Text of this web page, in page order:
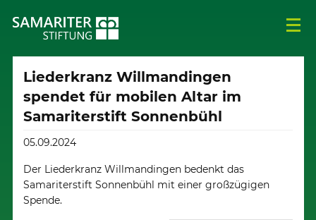
Liederkranz Willmandingen
spendet für mobilen Altar im
Samariterstift Sonnenbühl
05.09.2024
Der Liederkranz Willmandingen bedenkt das
Samariterstift Sonnenbühl mit einer großzügigen
Spende.